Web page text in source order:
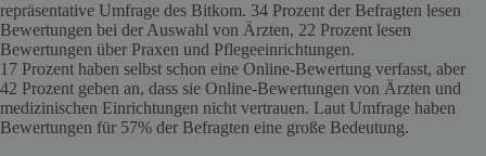
repräsentative Umfrage des Bitkom. 34 Prozent der Befragten lesen
Bewertungen bei der Auswahl von Ärzten, 22 Prozent lesen
Bewertungen über Praxen und Pflegeeinrichtungen.
17 Prozent haben selbst schon eine Online-Bewertung verfasst, aber
42 Prozent geben an, dass sie Online-Bewertungen von Ärzten und
medizinischen Einrichtungen nicht vertrauen. Laut Umfrage haben
Bewertungen für 57% der Befragten eine große Bedeutung.